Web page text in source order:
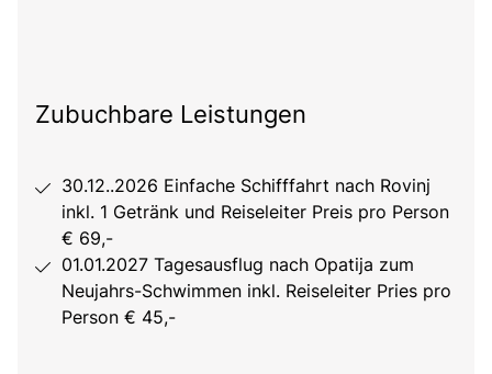
Zubuchbare Leistungen
30.12..2026 Einfache Schifffahrt nach Rovinj
inkl. 1 Getränk und Reiseleiter Preis pro Person
€ 69,-
01.01.2027 Tagesausflug nach Opatija zum
Neujahrs-Schwimmen inkl. Reiseleiter Pries pro
Person € 45,-